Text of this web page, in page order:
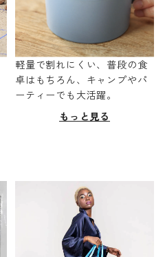
軽量で割れにくい、普段の食
卓はもちろん、キャンプやパ
ーティーでも大活躍。
もっと見る